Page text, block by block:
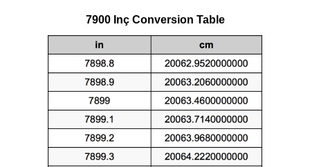
7900 Inç Conversion Table